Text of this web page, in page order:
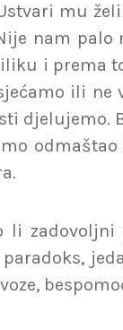
mu
nam palo
i prema
ili